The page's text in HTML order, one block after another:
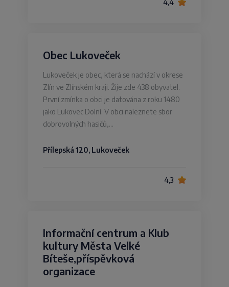
4,4
Obec Lukoveček
Lukoveček je obec, která se nachází v okrese
Zlín ve Zlínském kraji. Žije zde 438 obyvatel.
První zmínka o obci je datována z roku 1480
jako Lukovec Dolní. V obci naleznete sbor
dobrovolných hasičů,…
Přílepská 120, Lukoveček
4,3
Informační centrum a Klub
kultury Města Velké
Bíteše,příspěvková
organizace